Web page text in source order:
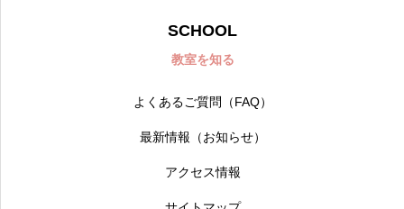
SCHOOL
教室を知る
よくあるご質問（FAQ）
最新情報（お知らせ）
アクセス情報